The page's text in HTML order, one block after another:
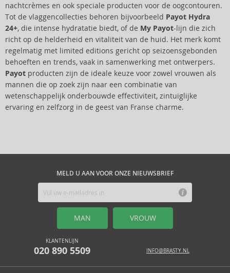
nachtcrèmes en ook speciale producten voor de oogcontouren.
Tot de vlaggencollecties behoren bijvoorbeeld Payot Hydra
24+, die intense hydratatie biedt, of de My Payot-lijn die zich
richt op de helderheid en vitaliteit van de huid. Het merk komt
regelmatig met limited editions gericht op seizoensgebonden
behoeften en trends, vaak in samenwerking met ontwerpers.
Payot producten zijn de ideale keuze voor zowel vrouwen als
mannen die op zoek zijn naar een combinatie van
wetenschappelijk onderbouwde effectiviteit, zintuiglijke
ervaring en zelfzorg in de geest van Franse charme.
MELD U AAN VOOR ONZE NIEUWSBRIEF
MAN VROUW
KLANTENLIJN
020 890 5509 INFO@BRASTY.NL